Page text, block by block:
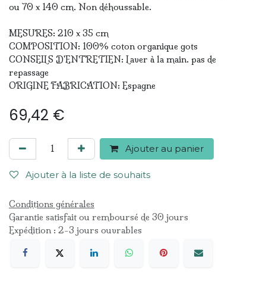
ou 70 x 140 cm. Non déhoussable.
MESURES: 210 x 35 cm
COMPOSITION: 100% coton organique gots
CONSEILS D'ENTRETIEN: Laver à la main. pas de
repassage
ORIGINE FABRICATION: Espagne
69,42 €
Ajouter au panier
Ajouter à la liste de souhaits
Conditions générales
Garantie satisfait ou remboursé de 30 jours
Expédition : 2-3 jours ouvrables